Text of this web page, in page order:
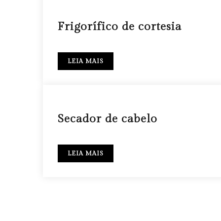
Frigorífico de cortesia
LEIA MAIS
Secador de cabelo
LEIA MAIS